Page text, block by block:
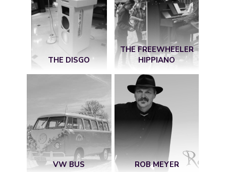
THE DISGO
THE FREEWHEELER
HIPPIANO
VW BUS ROB MEYER